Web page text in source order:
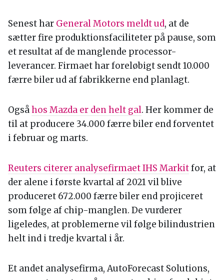
Senest har General Motors meldt ud, at de
sætter fire produktionsfaciliteter på pause, som
et resultat af de manglende processor-
leverancer. Firmaet har foreløbigt sendt 10.000
færre biler ud af fabrikkerne end planlagt.
Ogsåhos Mazda er den helt gal. Her kommer de
til at producere 34.000 færre biler end forventet
i februar og marts.
Reuters citerer analysefirmaet IHS Markitfor, at
der alene i første kvartal af 2021 vil blive
produceret 672.000 færre biler end projiceret
som følge af chip-manglen. De vurderer
ligeledes, at problemerne vil følge bilindustrien
helt ind i tredje kvartal i år.
Et andet analysefirma, AutoForecast Solutions,